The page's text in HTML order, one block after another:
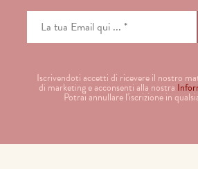
Iscrivendoti accetti di ricevere il nostro
di marketing e acconsenti alla nostra
Potrai annullare l'iscrizione in